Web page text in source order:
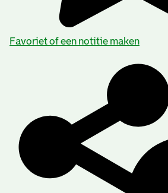
Favoriet of een notitie maken